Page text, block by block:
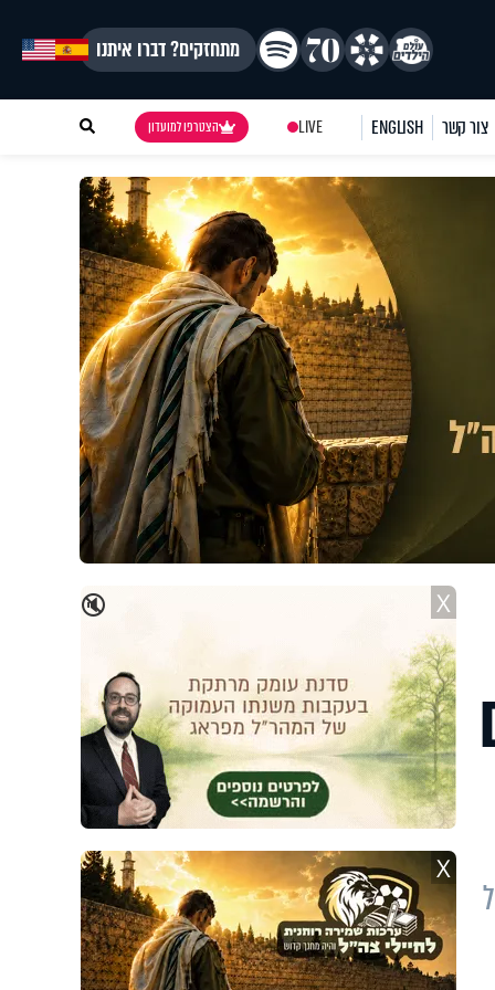
מתחזקים? דברו איתנו
צור קשר ENGLISH
LIVE הצטרפו למועדון
🔇 X
X